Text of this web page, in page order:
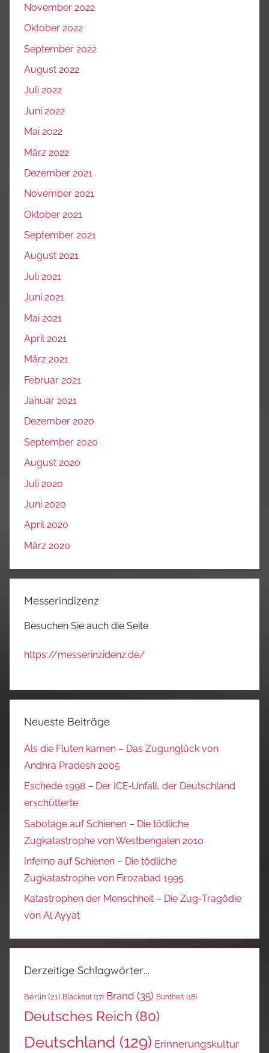
November 2022
Oktober 2022
September 2022
August 2022
Juli 2022
Juni 2022
Mai 2022
März 2022
Dezember 2021
November 2021
Oktober 2021
September 2021
August 2021
Juli 2021
Juni 2021
Mai 2021
April 2021
März 2021
Februar 2021
Januar 2021
Dezember 2020
September 2020
August 2020
Juli 2020
Juni 2020
April 2020
März 2020
Messerindizenz
Besuchen Sie auch die Seite
https://messerinzidenz.de/
Neueste Beiträge
Als die Fluten kamen – Das Zugunglück von
Andhra Pradesh 2005
Eschede 1998 – Der ICE‑Unfall, der Deutschland
erschütterte
Sabotage auf Schienen – Die tödliche
Zugkatastrophe von Westbengalen 2010
Inferno auf Schienen – Die tödliche
Zugkatastrophe von Firozabad 1995
Katastrophen der Menschheit – Die Zug-Tragödie
von Al Ayyat
Derzeitige Schlagwörter…
Berlin (21) Blackout (17) Brand (35) Buntheit (18)
Deutsches Reich (80)
Deutschland (129) Erinnerungskultur